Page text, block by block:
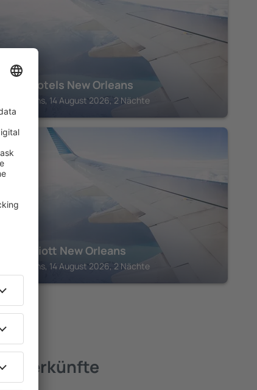
Virgin Hotels New Orleans
Orleans, 14 August 2026, 2 Nächte
JW Marriott New Orleans
New Orleans, 14 August 2026, 2 Nächte
Unterkünfte